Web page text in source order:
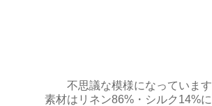
不思議な模様になってい
素材はリネン86%・シルク14%に